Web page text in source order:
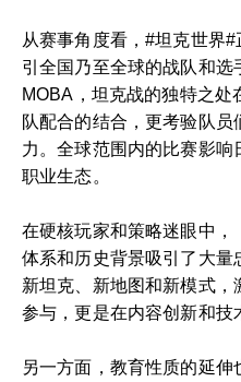
从赛事角度看，#坦克世界
引全国乃至全球的战队和选
MOBA，坦克战的独特之处
队配合的结合，更考验队
力。全球范围内的比赛影
职业生态。
在硬核玩家和策略迷眼中
体系和历史背景吸引了大量
新坦克、新地图和新模式
参与，更是在内容创新和技
另一方面，教育性质的延